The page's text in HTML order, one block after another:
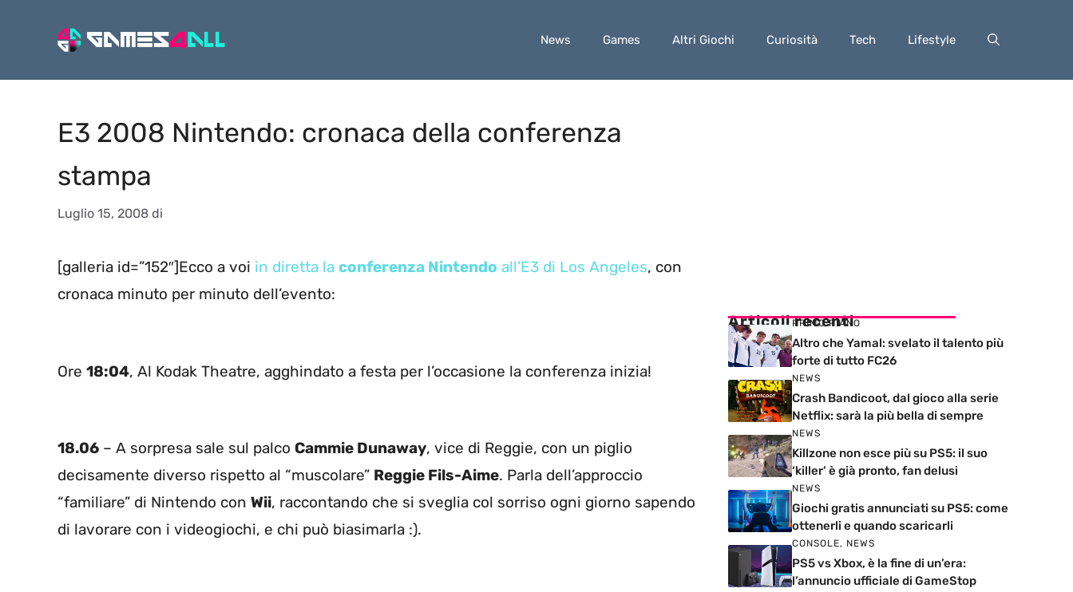
News Games Altri Giochi Curiosità Tech Lifestyle
E3 2008 Nintendo: cronaca della conferenza
stampa
Luglio 15, 2008 di
[galleria id=”152″]Ecco a voi in diretta la conferenza Nintendo all’E3 di Los Angeles, con
cronaca minuto per minuto dell’evento:
Ore 18:04, Al Kodak Theatre, agghindato a festa per l’occasione la conferenza inizia!
18.06 – A sorpresa sale sul palco Cammie Dunaway, vice di Reggie, con un piglio
decisamente diverso rispetto al “muscolare” Reggie Fils-Aime. Parla dell’approccio
“familiare” di Nintendo con Wii, raccontando che si sveglia col sorriso ogni giorno sapendo
di lavorare con i videogiochi, e chi può biasimarla :).
Articoli recenti
PRIMO PIANO
Altro che Yamal: svelato il talento più
forte di tutto FC26
NEWS
Crash Bandicoot, dal gioco alla serie
Netflix: sarà la più bella di sempre
NEWS
Killzone non esce più su PS5: il suo
‘killer’ è già pronto, fan delusi
NEWS
Giochi gratis annunciati su PS5: come
ottenerli e quando scaricarli
CONSOLE, NEWS
PS5 vs Xbox, è la fine di un’era:
l’annuncio ufficiale di GameStop